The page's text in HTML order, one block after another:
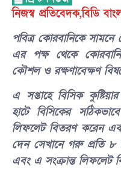
নিজস্ব প্রতিবেদক,বিডি
পবিত্র কোরবানিকে সামনে
এর পক্ষ থেকে
কৌশল ও রক্ষণাবেক্ষণ
এ সপ্তাহে বিসিক
হাটে বিসিকের
লিফলেট বিতরণ করেন এবং
দেন সেখানে গরু প্রতি
এবং এ সংক্রান্ত লিফলেট